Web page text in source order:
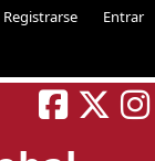
Registrarse Entrar